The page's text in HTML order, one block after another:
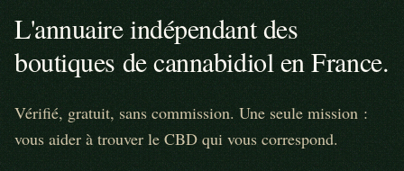
L'annuaire indépendant des
boutiques de cannabidiol en France.
Vérifié, gratuit, sans commission. Une seule mission :
vous aider à trouver le CBD qui vous correspond.